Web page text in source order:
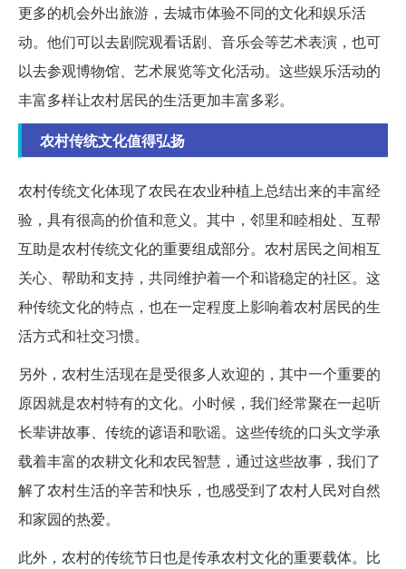
更多的机会外出旅游，去城市体验不同的文化和娱乐活
动。他们可以去剧院观看话剧、音乐会等艺术表演，也可
以去参观博物馆、艺术展览等文化活动。这些娱乐活动的
丰富多样让农村居民的生活更加丰富多彩。
农村传统文化值得弘扬
农村传统文化体现了农民在农业种植上总结出来的丰富经
验，具有很高的价值和意义。其中，邻里和睦相处、互帮
互助是农村传统文化的重要组成部分。农村居民之间相互
关心、帮助和支持，共同维护着一个和谐稳定的社区。这
种传统文化的特点，也在一定程度上影响着农村居民的生
活方式和社交习惯。
另外，农村生活现在是受很多人欢迎的，其中一个重要的
原因就是农村特有的文化。小时候，我们经常聚在一起听
长辈讲故事、传统的谚语和歌谣。这些传统的口头文学承
载着丰富的农耕文化和农民智慧，通过这些故事，我们了
解了农村生活的辛苦和快乐，也感受到了农村人民对自然
和家园的热爱。
此外，农村的传统节日也是传承农村文化的重要载体。比